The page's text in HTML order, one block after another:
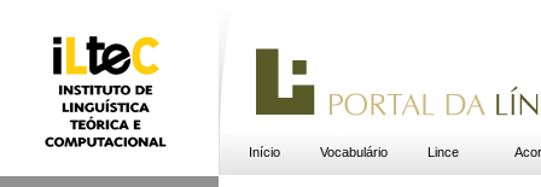
Início Vocabulário Lince